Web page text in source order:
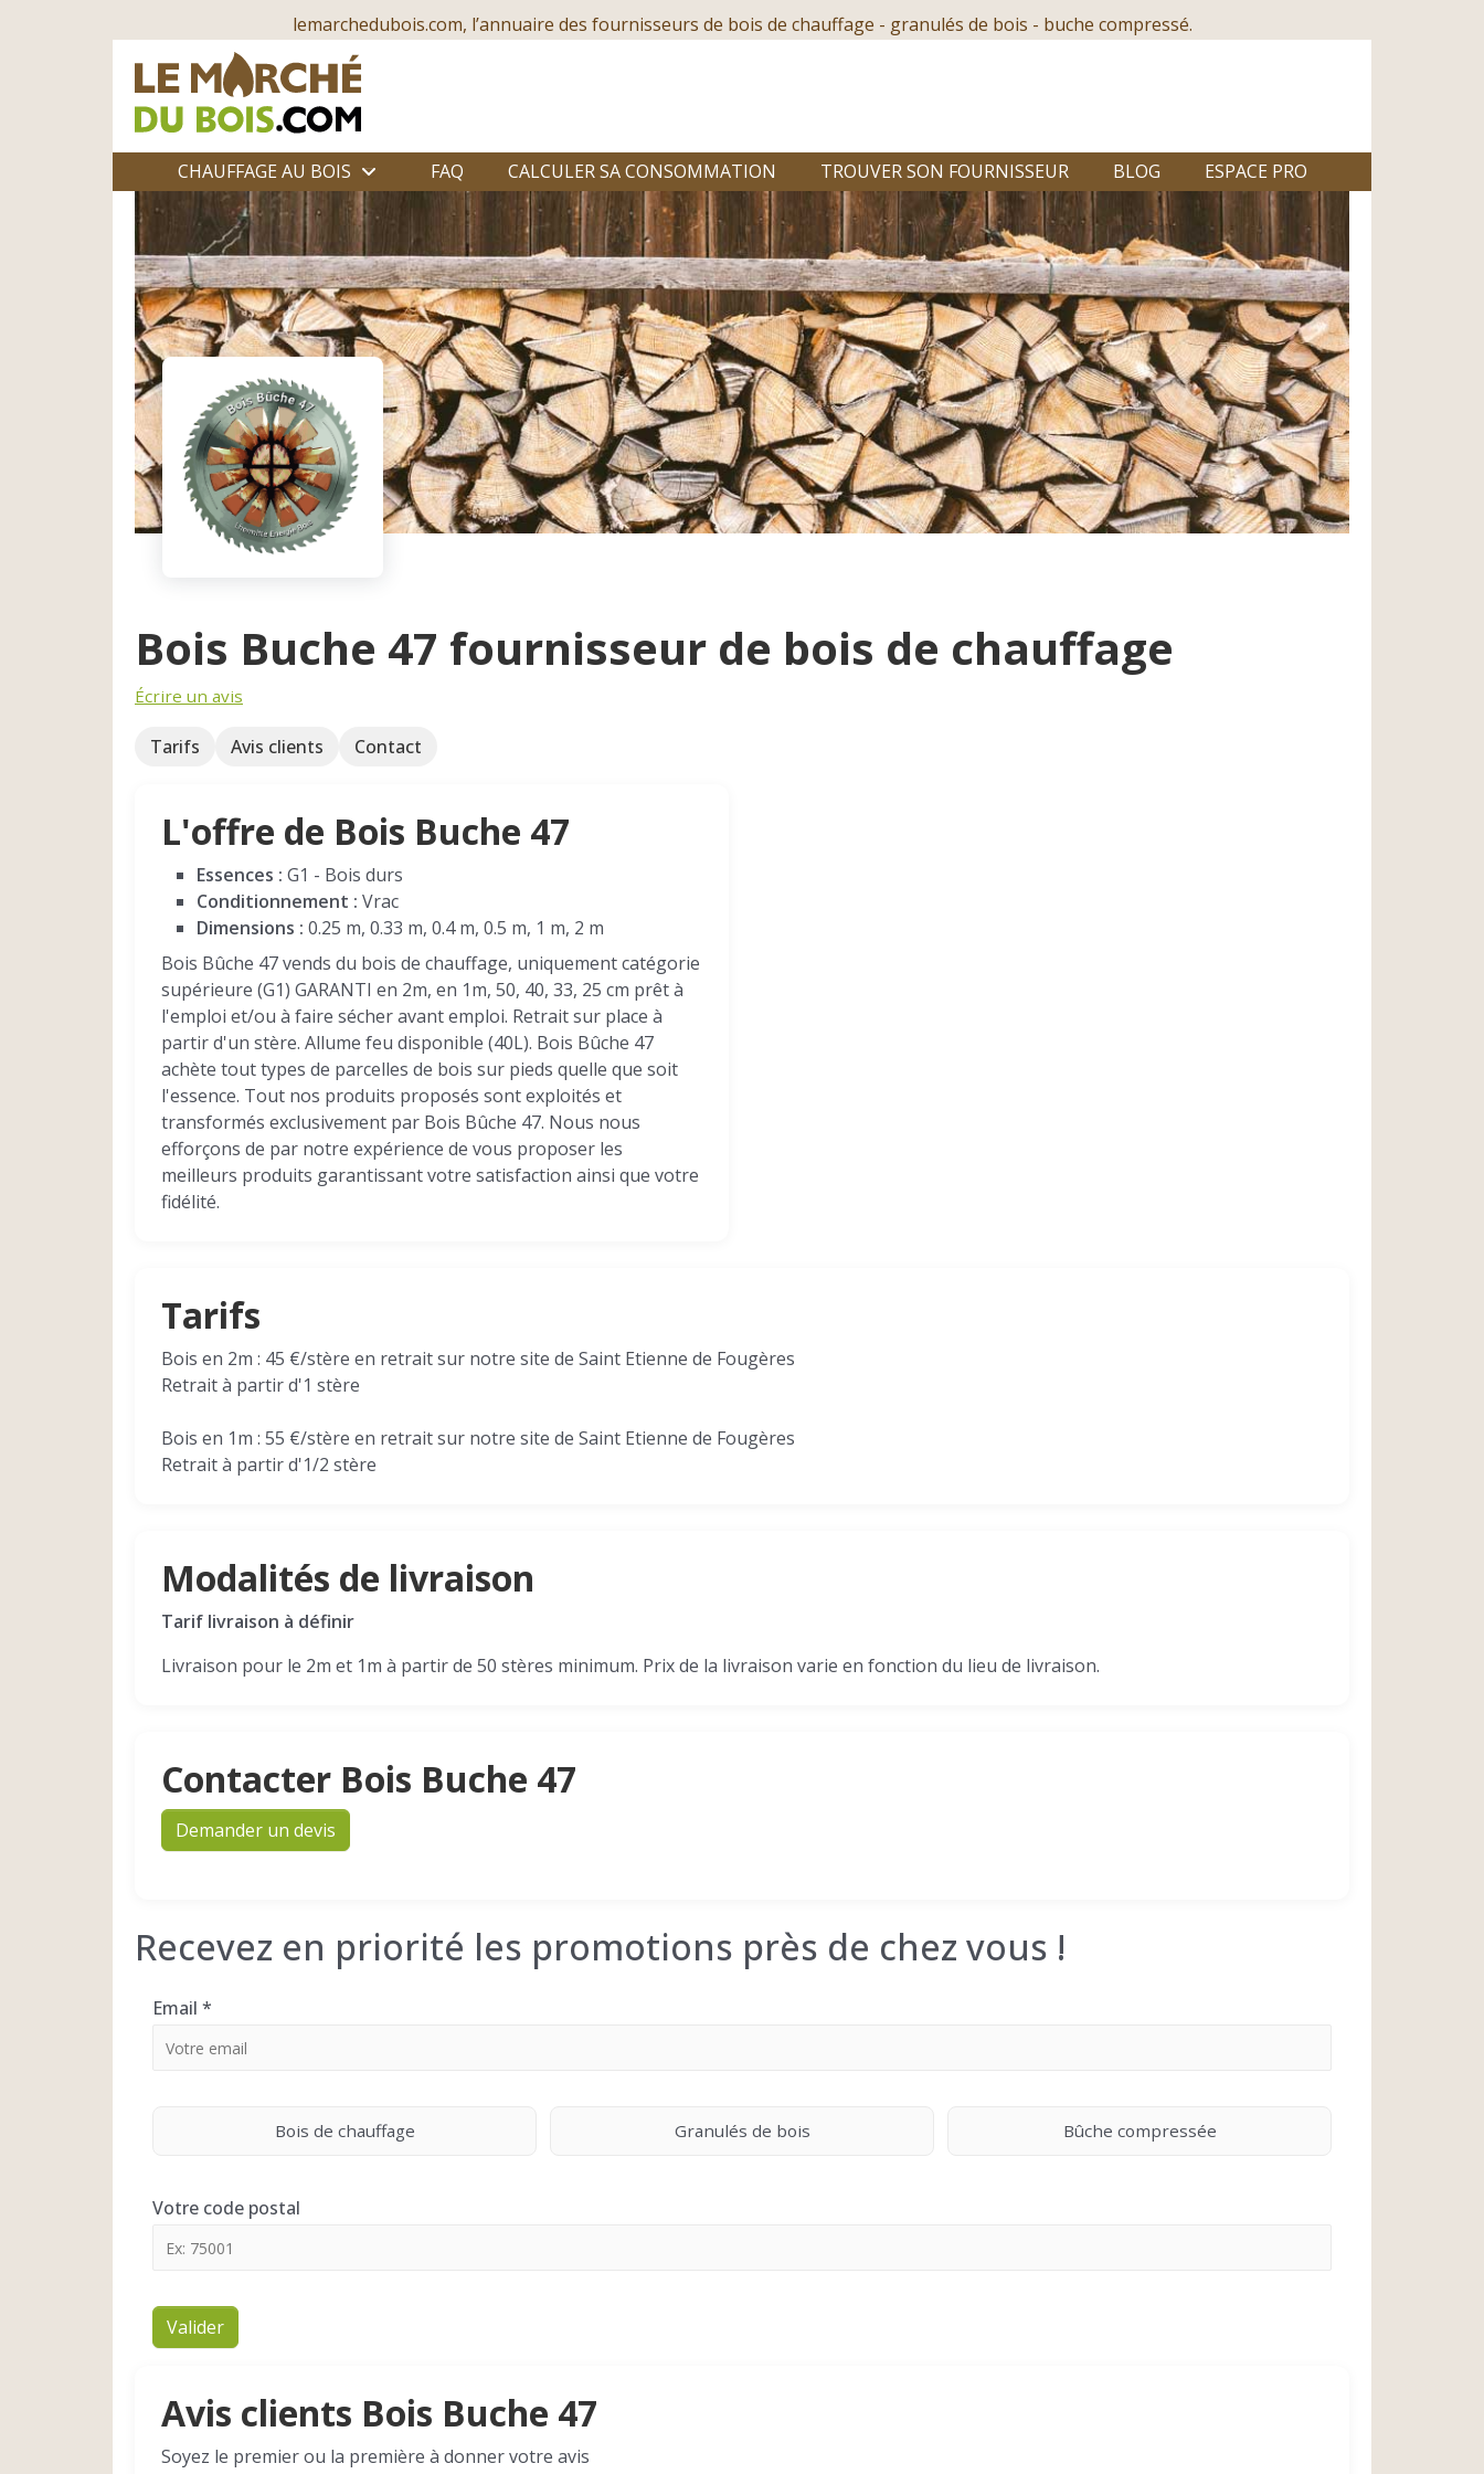
lemarchedubois.com, l’annuaire des fournisseurs de bois de chauffage - granulés de bois - buche compressé.
CHAUFFAGE AU BOIS FAQ CALCULER SA CONSOMMATION TROUVER SON FOURNISSEUR BLOG ESPACE PRO
Bois Buche 47 fournisseur de bois de chauffage
Écrire un avis
Tarifs Avis clients Contact
L'offre de Bois Buche 47
Essences : G1 - Bois durs
Conditionnement : Vrac
Dimensions : 0.25 m, 0.33 m, 0.4 m, 0.5 m, 1 m, 2 m
Bois Bûche 47 vends du bois de chauffage, uniquement catégorie
supérieure (G1) GARANTI en 2m, en 1m, 50, 40, 33, 25 cm prêt à
l'emploi et/ou à faire sécher avant emploi. Retrait sur place à
partir d'un stère. Allume feu disponible (40L). Bois Bûche 47
achète tout types de parcelles de bois sur pieds quelle que soit
l'essence. Tout nos produits proposés sont exploités et
transformés exclusivement par Bois Bûche 47. Nous nous
efforçons de par notre expérience de vous proposer les
meilleurs produits garantissant votre satisfaction ainsi que votre
fidélité.
Tarifs
Bois en 2m : 45 €/stère en retrait sur notre site de Saint Etienne de Fougères
Retrait à partir d'1 stère
Bois en 1m : 55 €/stère en retrait sur notre site de Saint Etienne de Fougères
Retrait à partir d'1/2 stère
Modalités de livraison
Tarif livraison à définir
Livraison pour le 2m et 1m à partir de 50 stères minimum. Prix de la livraison varie en fonction du lieu de livraison.
Contacter Bois Buche 47
Demander un devis
Recevez en priorité les promotions près de chez vous !
Email *
Bois de chauffage Granulés de bois Bûche compressée
Votre code postal
Valider
Avis clients Bois Buche 47
Soyez le premier ou la première à donner votre avis